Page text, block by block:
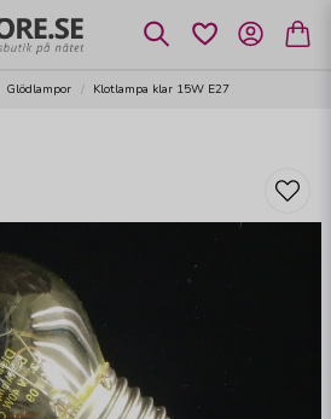
Glödlampor Klotlampa klar 15W E27